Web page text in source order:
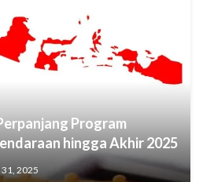
Program
hingga Akhir 2025
2025